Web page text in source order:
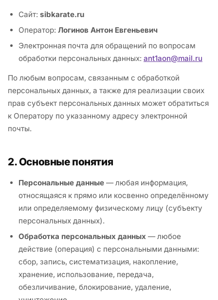
Сайт: sibkarate.ru
Оператор: Логинов Антон Евгеньевич
Электронная почта для обращений по вопросам
обработки персональных данных: ant1aon@mail.ru
По любым вопросам, связанным с обработкой
персональных данных, а также для реализации своих
прав субъект персональных данных может обратиться
к Оператору по указанному адресу электронной
почты.
2. Основные понятия
Персональные данные — любая информация,
относящаяся к прямо или косвенно определённому
или определяемому физическому лицу (субъекту
персональных данных).
Обработка персональных данных — любое
действие (операция) с персональными данными:
сбор, запись, систематизация, накопление,
хранение, использование, передача,
обезличивание, блокирование, удаление,